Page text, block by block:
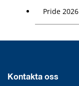
Pride 2026
Kontakta oss